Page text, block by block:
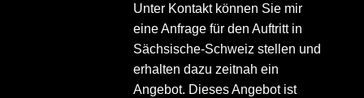
Unter Kontakt können Sie mir
eine Anfrage für den Auftritt in
Sächsische-Schweiz stellen und
erhalten dazu zeitnah ein
Angebot. Dieses Angebot ist